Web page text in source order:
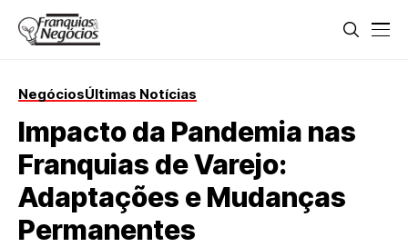
NegóciosÚltimas Notícias
Impacto da Pandemia nas
Franquias de Varejo:
Adaptações e Mudanças
Permanentes